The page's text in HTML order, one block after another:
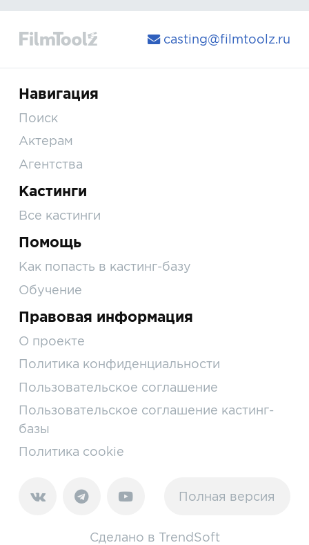
casting@filmtoolz.ru
Навигация
Поиск
Актерам
Агентства
Кастинги
Все кастинги
Помощь
Как попасть в кастинг-базу
Обучение
Правовая информация
О проекте
Политика конфиденциальности
Пользовательское соглашение
Пользовательское соглашение кастинг-
базы
Политика cookie
Полная версия
Сделано в TrendSoft